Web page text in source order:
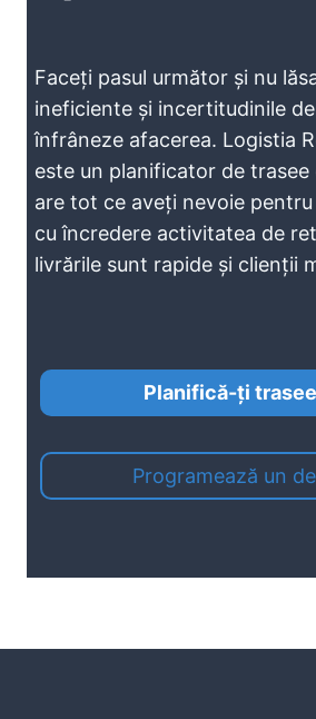
Faceți pasul următor și nu
ineficiente și incertitudinile
înfrâneze afacerea. Logistia
este un planificator de trasee
are tot ce aveți nevoie
cu încredere activitatea de
livrările sunt rapide și clienții
Planifică-ți
Programează un